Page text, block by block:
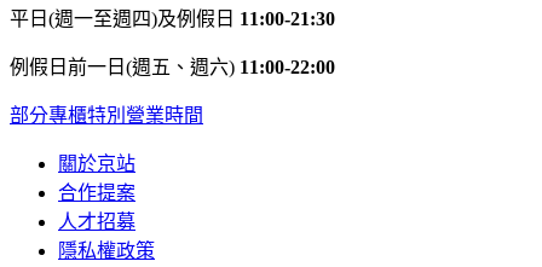
平日(週一至週四)及例假日 11:00-21:30
例假日前一日(週五、週六) 11:00-22:00
部分專櫃特別營業時間
關於京站
合作提案
人才招募
隱私權政策